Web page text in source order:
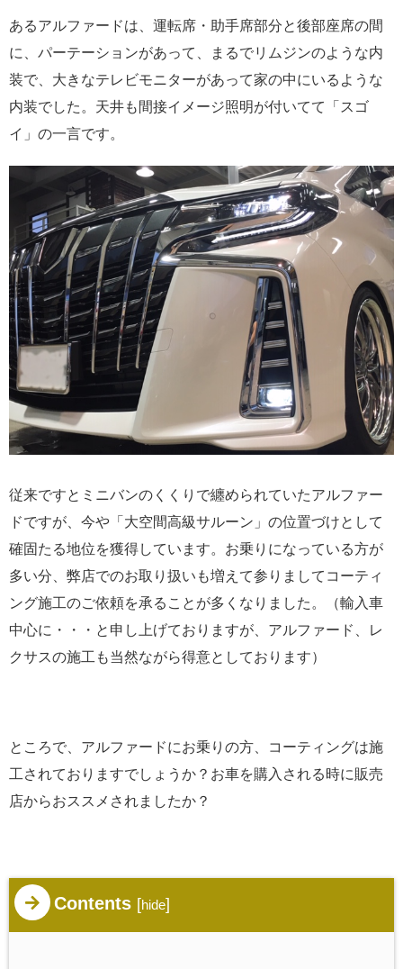
あるアルファードは、運転席・助手席部分と後部座席の間
に、パーテーションがあって、まるでリムジンのような内
装で、大きなテレビモニターがあって家の中にいるような
内装でした。天井も間接イメージ照明が付いてて「スゴ
イ」の一言です。
従来ですとミニバンのくくりで纏められていたアルファー
ドですが、今や「大空間高級サルーン」の位置づけとして
確固たる地位を獲得しています。お乗りになっている方が
多い分、弊店でのお取り扱いも増えて参りましてコーティ
ング施工のご依頼を承ることが多くなりました。（輸入車
中心に・・・と申し上げておりますが、アルファード、レ
クサスの施工も当然ながら得意としております）
ところで、アルファードにお乗りの方、コーティングは施
工されておりますでしょうか？お車を購入される時に販売
店からおススメされましたか？
Contents [hide]